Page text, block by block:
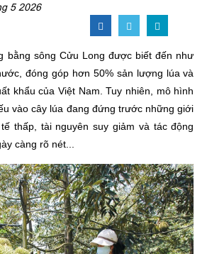
5 2026
bằng sông Cửu Long được biết đến như
đóng góp hơn 50% sản lượng lúa và
khẩu của Việt Nam. Tuy nhiên, mô hình
vào cây lúa đang đứng trước những giới
thấp, tài nguyên suy giảm và tác động
càng rõ nét...